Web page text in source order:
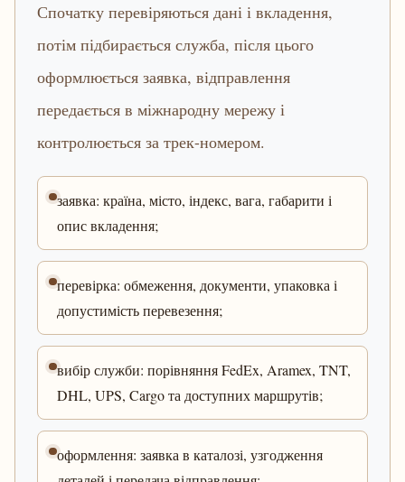
Спочатку перевіряються дані і вкладення,
потім підбирається служба, після цього
оформлюється заявка, відправлення
передається в міжнародну мережу і
контролюється за трек-номером.
заявка: країна, місто, індекс, вага, габарити і
опис вкладення;
перевірка: обмеження, документи, упаковка і
допустимість перевезення;
вибір служби: порівняння FedEx, Aramex, TNT,
DHL, UPS, Cargo та доступних маршрутів;
оформлення: заявка в каталозі, узгодження